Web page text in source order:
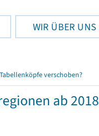
WIR ÜBER UNS
Tabellenköpfe verschoben?
ab 2018